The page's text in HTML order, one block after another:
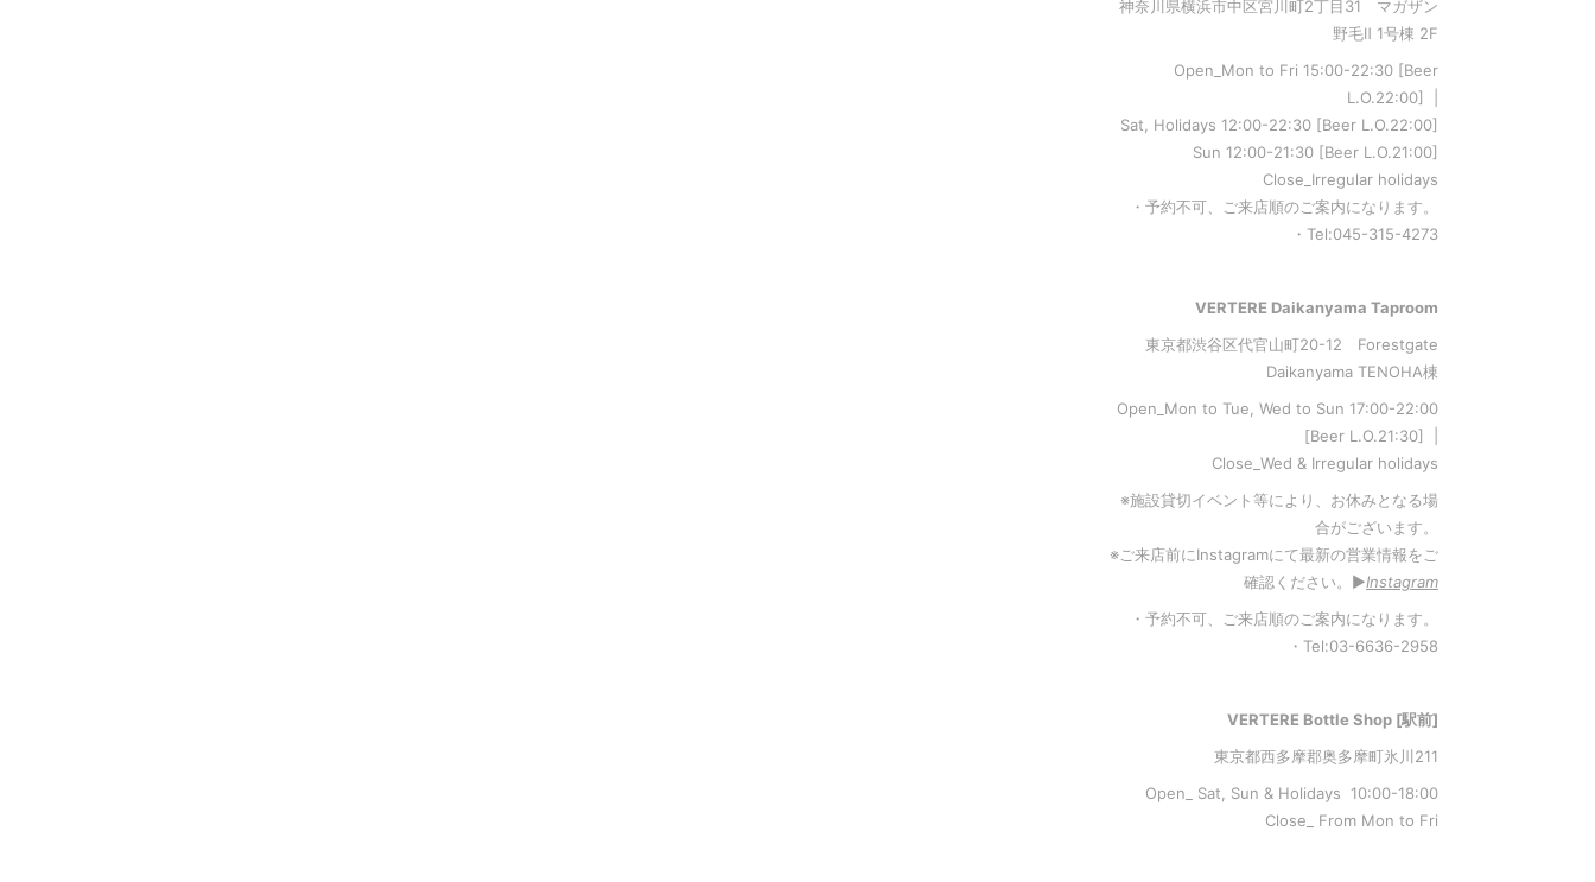
神奈川県横浜市中区宮川町2丁目31 マガザン
野毛Ⅱ 1号棟 2F
Open_Mon to Fri 15:00-22:30 [Beer
L.O.22:00] |
Sat, Holidays 12:00-22:30 [Beer L.O.22:00]
Sun 12:00-21:30 [Beer L.O.21:00]
Close_Irregular holidays
・予約不可、ご来店順のご案内になります。
・Tel:045-315-4273
VERTERE Daikanyama Taproom
東京都渋谷区代官山町20-12 Forestgate
Daikanyama TENOHA棟
Open_Mon to Tue, Wed to Sun 17:00-22:00
[Beer L.O.21:30] |
Close_Wed & Irregular holidays
※施設貸切イベント等により、お休みとなる場
合がございます。
※ご来店前にInstagramにて最新の営業情報をご
確認ください。▶︎Instagram
・予約不可、ご来店順のご案内になります。
・Tel:03-6636-2958
VERTERE Bottle Shop [駅前]
東京都西多摩郡奥多摩町氷川211
Open_ Sat, Sun & Holidays 10:00-18:00
Close_ From Mon to Fri